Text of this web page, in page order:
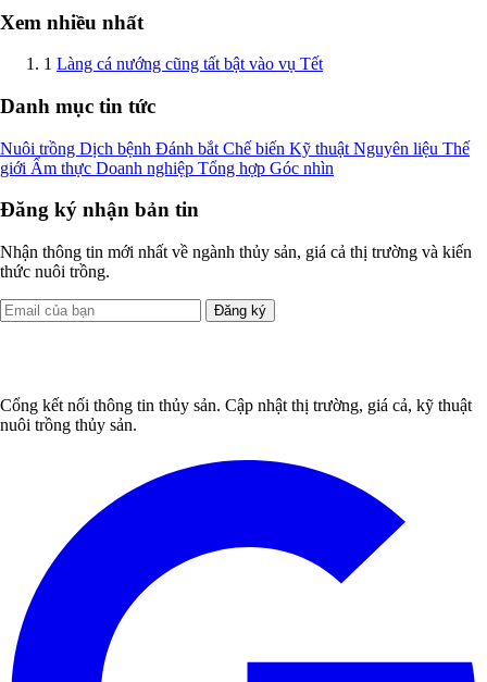
Xem nhiều nhất
1 Làng cá nướng cũng tất bật vào vụ Tết
Danh mục tin tức
Nuôi trồng Dịch bệnh Đánh bắt Chế biến Kỹ thuật Nguyên liệu Thế
giới Ẩm thực Doanh nghiệp Tổng hợp Góc nhìn
Đăng ký nhận bản tin
Nhận thông tin mới nhất về ngành thủy sản, giá cả thị trường và kiến
thức nuôi trồng.
Đăng ký
Cổng kết nối thông tin thủy sản. Cập nhật thị trường, giá cả, kỹ thuật
nuôi trồng thủy sản.